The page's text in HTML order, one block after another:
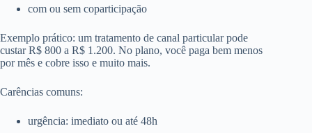
com ou sem coparticipação
Exemplo prático: um tratamento de canal particular pode
custar R$ 800 a R$ 1.200. No plano, você paga bem menos
por mês e cobre isso e muito mais.
Carências comuns:
urgência: imediato ou até 48h